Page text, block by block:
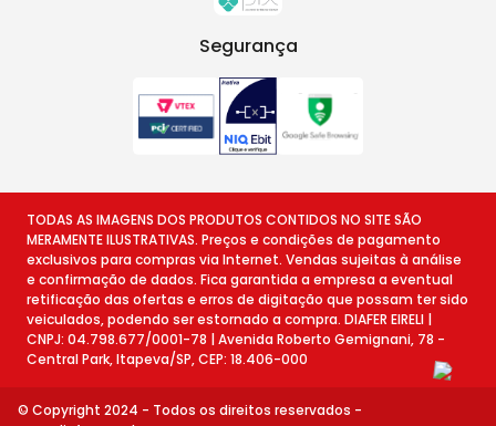
Segurança
TODAS AS IMAGENS DOS PRODUTOS CONTIDOS NO SITE SÃO
MERAMENTE ILUSTRATIVAS. Preços e condições de pagamento
exclusivos para compras via Internet. Vendas sujeitas à análise
e confirmação de dados. Fica garantida a empresa a eventual
retificação das ofertas e erros de digitação que possam ter sido
veiculados, podendo ser estornado a compra. DIAFER EIRELI |
CNPJ: 04.798.677/0001-78 | Avenida Roberto Gemignani, 78 -
Central Park, Itapeva/SP, CEP: 18.406-000
© Copyright 2024 - Todos os direitos reservados -